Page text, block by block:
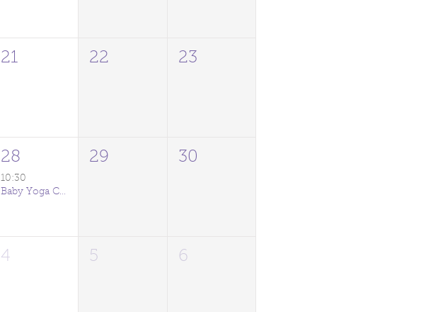
21 22 23
28
10:30
Baby Yoga Class (CAST/ENG)
29 30
4 5 6